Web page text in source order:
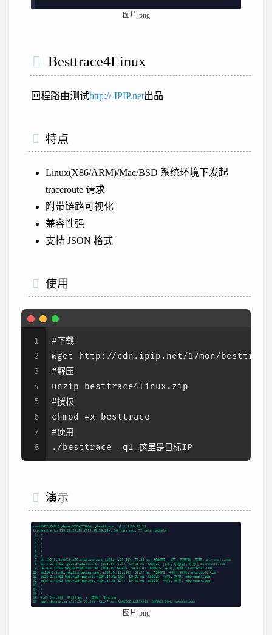
图片.png
Besttrace4Linux
回程路由测试http://-IPIP.net出品
特点
Linux(X86/ARM)/Mac/BSD 系统环境下发起
traceroute 请求
附带链路可视化
兼容性强
支持 JSON 格式
使用
1
2
3
4
5
6
7
8
#下载
wget http://cdn.ipip.net/17mon/
#解压
unzip besttrace4linux.zip
#授权
chmod +x besttrace
#使用
./besttrace -q1 这里是目标IP
演示
图片.png